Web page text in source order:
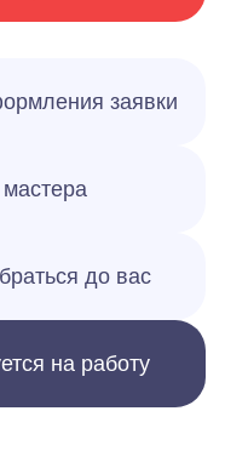
заявки
до вас
на работу